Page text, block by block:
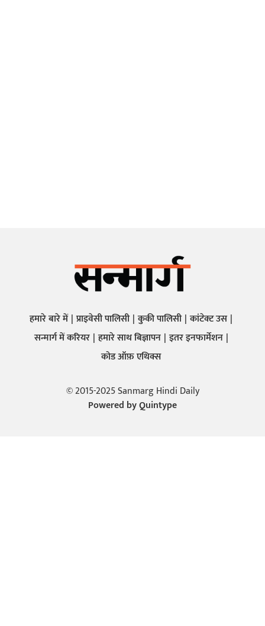
हमारे बारे में प्राइवेसी पालिसी कुकी पालिसी कांटेक्ट उस
सन्मार्ग में करियर हमारे साथ बिज्ञापन इतर इनफार्मेशन
कोड ऑफ़ एथिक्स
© 2015-2025 Sanmarg Hindi Daily
Powered byQuintype